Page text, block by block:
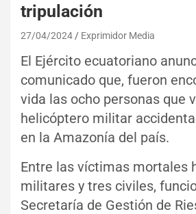
tripulación
27/04/2024 Exprimidor Media
El Ejército ecuatoriano
comunicado que, fueron
vida las ocho personas que
helicóptero militar
en la Amazonía del país.
Entre las víctimas mortales
militares y tres civiles,
Secretaría de Gestión de